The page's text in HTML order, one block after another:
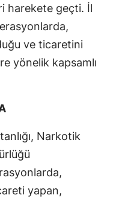
harekete geçti. İl
ve ticaretini
yönelik kapsamlı
Narkotik
yapan,